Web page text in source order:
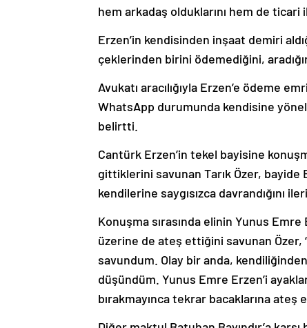
hem arkadaş olduklarını hem de
Erzen’in kendisinden inşaat demiri
çeklerinden birini ödemediğini,
Avukatı aracılığıyla Erzen’e ödeme
WhatsApp durumunda kendisine
belirtti.
Cantürk Erzen’in tekel bayisine
gittiklerini savunan Tarık Özer, bayide
kendilerine saygısızca davrandığını
Konuşma sırasında elinin Yunus Emre
üzerine de ateş ettiğini savunan Özer,
savundum. Olay bir anda,
düşündüm. Yunus Emre Erzen’i
bırakmayınca tekrar bacaklarına ateş